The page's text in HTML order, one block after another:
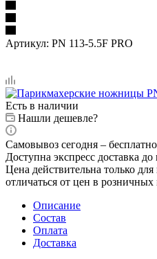
Артикул: PN 113-5.5F PRO
Есть в наличии
Нашли дешевле?
Самовывоз сегодня – бесплатно
Доступна экспресс доставка
Цена действительна только
отличаться от цен в розничных
Описание
Состав
Оплата
Доставка